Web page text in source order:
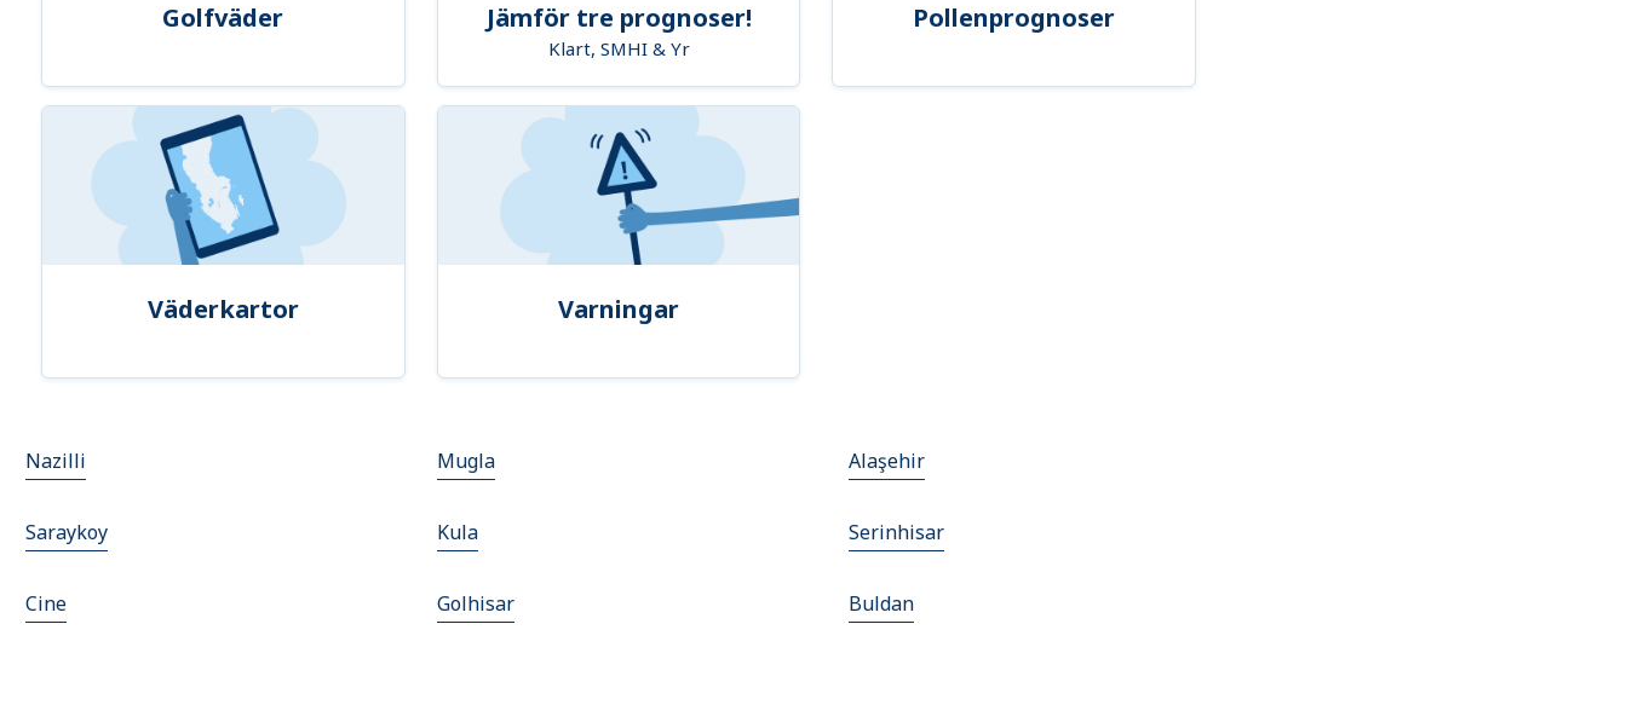
Golfväder Jämför tre prognoser!
Klart, SMHI & Yr
Pollenprognoser
Väderkartor Varningar
Nazilli Mugla Alaşehir
Saraykoy Kula Serinhisar
Cine Golhisar Buldan